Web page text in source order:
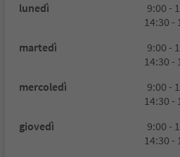
lunedì
9:00 -
14:30 -
martedì
9:00 -
14:30 -
mercoledì
9:00 -
14:30 -
giovedì
9:00 -
14:30 -